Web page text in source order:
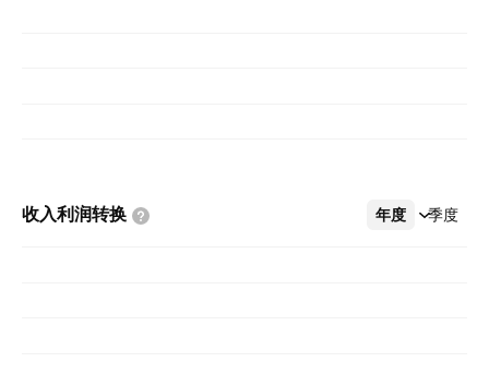
收入利润转换 年度 季度
更多